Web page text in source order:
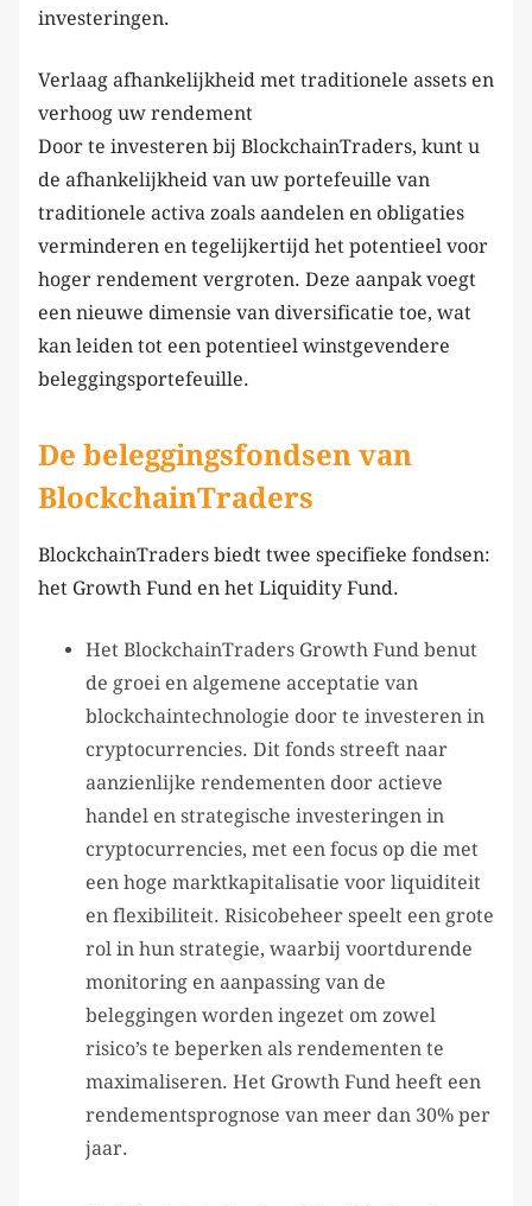
investeringen.
Verlaag afhankelijkheid met traditionele assets en
verhoog uw rendement
Door te investeren bij BlockchainTraders, kunt u
de afhankelijkheid van uw portefeuille van
traditionele activa zoals aandelen en obligaties
verminderen en tegelijkertijd het potentieel voor
hoger rendement vergroten. Deze aanpak voegt
een nieuwe dimensie van diversificatie toe, wat
kan leiden tot een potentieel winstgevendere
beleggingsportefeuille.
De beleggingsfondsen van
BlockchainTraders
BlockchainTraders biedt twee specifieke fondsen:
het Growth Fund en het Liquidity Fund.
Het BlockchainTraders Growth Fund benut
de groei en algemene acceptatie van
blockchaintechnologie door te investeren in
cryptocurrencies. Dit fonds streeft naar
aanzienlijke rendementen door actieve
handel en strategische investeringen in
cryptocurrencies, met een focus op die met
een hoge marktkapitalisatie voor liquiditeit
en flexibiliteit. Risicobeheer speelt een grote
rol in hun strategie, waarbij voortdurende
monitoring en aanpassing van de
beleggingen worden ingezet om zowel
risico’s te beperken als rendementen te
maximaliseren. Het Growth Fund heeft een
rendementsprognose van meer dan 30% per
jaar.